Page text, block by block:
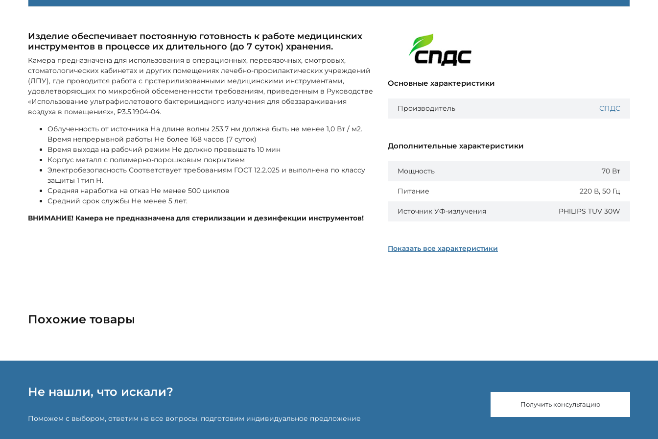
Изделие обеспечивает постоянную готовность к работе медицинских
инструментов в процессе их длительного (до 7 суток) хранения.
Камера предназначена для использования в операционных, перевязочных, смотровых,
стоматологических кабинетах и других помещениях лечебно-профилактических учреждений
(ЛПУ), где проводится работа с прстерилизованными медицинскими инструментами,
удовлетворяющих по микробной обсемененности требованиям, приведенным в Руководстве
«Использование ультрафиолетового бактерицидного излучения для обеззараживания
воздуха в помещениях», Р3.5.1904-04.
Облученность от источника На длине волны 253,7 нм должна быть не менее 1,0 Вт / м2.
Время непрерывной работы Не более 168 часов (7 суток)
Время выхода на рабочий режим Не должно превышать 10 мин
Корпус металл с полимерно-порошковым покрытием
Электробезопасность Соответствует требованиям ГОСТ 12.2.025 и выполнена по классу
защиты 1 тип Н.
Средняя наработка на отказ Не менее 500 циклов
Средний срок службы Не менее 5 лет.
ВНИМАНИЕ! Камера не предназначена для стерилизации и дезинфекции инструментов!
Основные характеристики
Производитель СПДС
Дополнительные характеристики
Мощность 70 Вт
Питание 220 В, 50 Гц
Источник УФ-излучения PHILIPS TUV 30W
Показать все характеристики
Похожие товары
Не нашли, что искали?
Поможем с выбором, ответим на все вопросы, подготовим индивидуальное предложение
Получить консультацию